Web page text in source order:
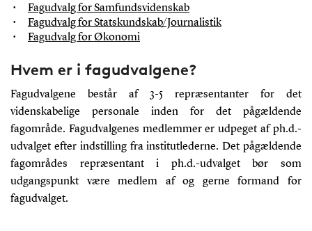
Fagudvalg for Samfundsvidenskab
Fagudvalg for Statskundskab/Journalistik
Fagudvalg for Økonomi
Hvem er i fagudvalgene?
Fagudvalgene består af 3-5 repræsentanter for det
videnskabelige personale inden for det pågældende
fagområde. Fagudvalgenes medlemmer er udpeget af ph.d.-
udvalget efter indstilling fra institutlederne. Det pågældende
fagområdes repræsentant i ph.d.-udvalget bør som
udgangspunkt være medlem af og gerne formand for
fagudvalget.